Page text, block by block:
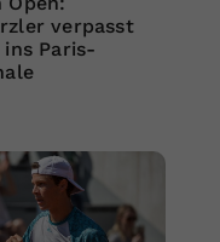
verpasst
ins Paris-